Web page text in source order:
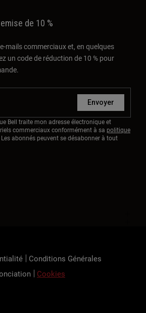
de 10 %
mails commerciaux et, en quelques
un code de réduction de 10 % pour
Envoyer
Bell traite mon adresse électronique et
commerciaux conformément à sa politique
Les abonnés peuvent se désabonner à tout
Conditions Générales
Cookies